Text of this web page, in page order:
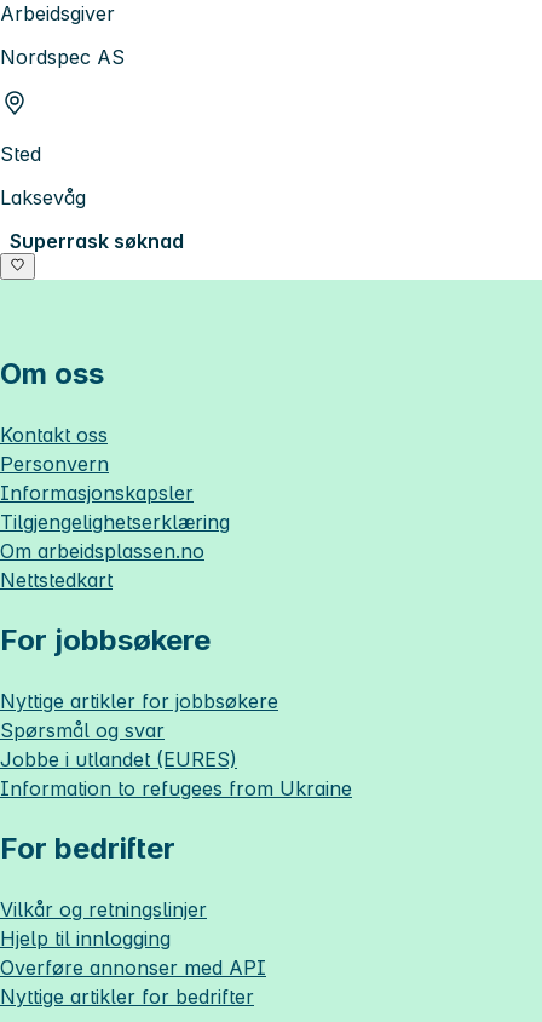
Arbeidsgiver
Nordspec AS
Sted
Laksevåg
Superrask søknad
Om oss
Kontakt oss
Personvern
Informasjonskapsler
Tilgjengelighetserklæring
Om arbeidsplassen.no
Nettstedkart
For jobbsøkere
Nyttige artikler for jobbsøkere
Spørsmål og svar
Jobbe i utlandet (EURES)
Information to refugees from Ukraine
For bedrifter
Vilkår og retningslinjer
Hjelp til innlogging
Overføre annonser med API
Nyttige artikler for bedrifter